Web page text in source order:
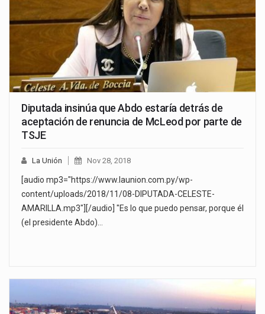
Diputada insinúa que Abdo estaría detrás de
aceptación de renuncia de McLeod por parte de
TSJE
La Unión Nov 28, 2018
[audio mp3="https://www.launion.com.py/wp-
content/uploads/2018/11/08-DIPUTADA-CELESTE-
AMARILLA.mp3"][/audio] "Es lo que puedo pensar, porque él
(el presidente Abdo)…